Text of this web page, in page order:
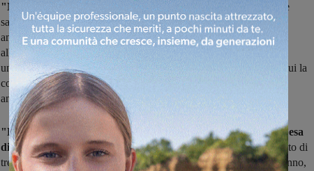
"Montevarchi Alternativa", la coalizione di forze di sinistra che
sabato presenterà il proprio candidato sindaco per le elezioni
amministrative a Montevarchi. "Siamo assolutamente contrari
all’aumento della Tari che ci sarà anche quest’anno a causa di
un’anomala gestione del ciclo dei rifiuti", si legge in una nota in cui la
coalizione rivendica anche di aver incluso nel proprio programma
anche "la ricetta per scongiurare tali aumenti".
"La comunità di Montevarchi che vedrà un aumento della spesa
di oltre 120 mila euro l’annoa causa del mancato raggiungimento di
tre fattori: la produzione di rifiuti pro-capite maggiore di 500 kg/anno,